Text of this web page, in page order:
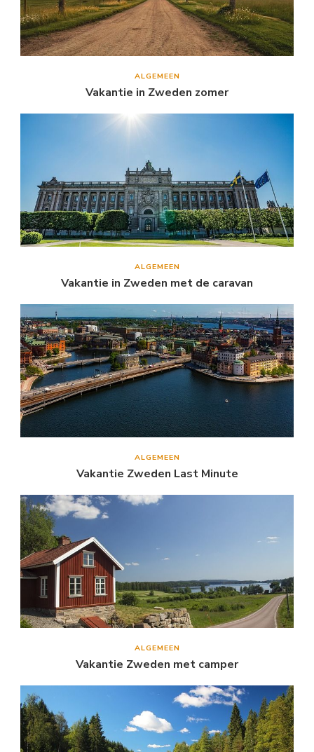
ALGEMEEN
Vakantie in Zweden zomer
ALGEMEEN
Vakantie in Zweden met de caravan
ALGEMEEN
Vakantie Zweden Last Minute
ALGEMEEN
Vakantie Zweden met camper